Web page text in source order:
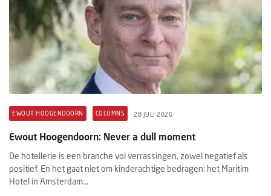
EWOUT HOOGENDOORN COLUMNS 28 JULI 2026
Ewout Hoogendoorn: Never a dull moment
De hotellerie is een branche vol verrassingen, zowel negatief als
positief. En het gaat niet om kinderachtige bedragen: het Maritim
Hotel in Amsterdam...